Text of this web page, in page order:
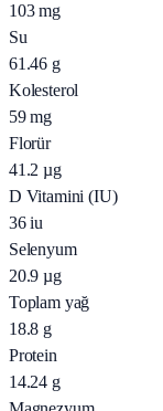
103 mg
Su
61.46 g
Kolesterol
59 mg
Florür
41.2 µg
D Vitamini (IU)
36 iu
Selenyum
20.9 µg
Toplam yağ
18.8 g
Protein
14.24 g